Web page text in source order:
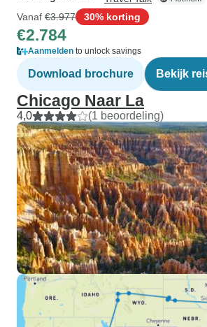
Vanaf €3.977 30% korting
€2.784
Aanmelden to unlock savings
Download brochure Bekijk
Chicago Naar La
4,0 (1 beoordeling)